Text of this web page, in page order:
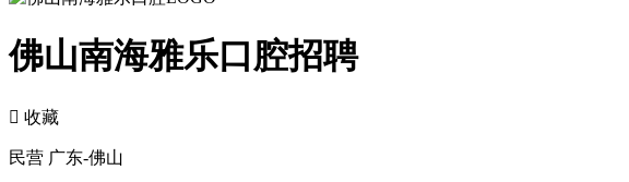
佛山南海雅乐口腔招聘
 收藏
民营 广东-佛山